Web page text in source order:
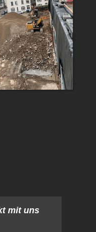
mit uns